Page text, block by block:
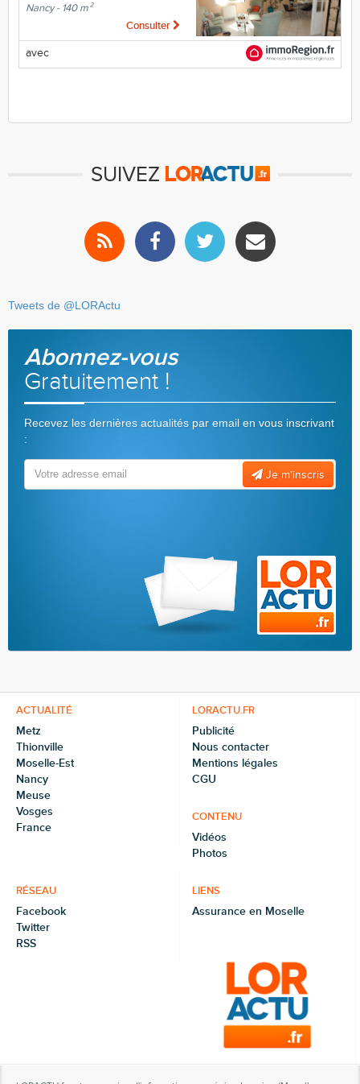
Nancy - 140 m²
Consulter
avec
SUIVEZ
Tweets de @LORActu
Abonnez-vous
Gratuitement !
Recevez les dernières actualités par email en vous inscrivant
:
Je m’inscris
ACTUALITÉ
Metz
Thionville
Moselle-Est
Nancy
Meuse
Vosges
France
LORACTU.FR
Publicité
Nous contacter
Mentions légales
CGU
CONTENU
Vidéos
Photos
RÉSEAU
Facebook
Twitter
RSS
LIENS
Assurance en Moselle